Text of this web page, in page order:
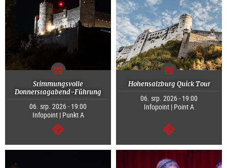
Stimmungsvolle
Donnerstagabend-Führung
06. srp. 2026 - 19:00
Infopoint | Punkt A
continue
Hohensalzburg Quick Tour
06. srp. 2026 - 19:00
Infopoint | Point A
continue